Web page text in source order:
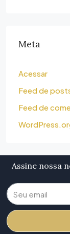
Meta
Acessar
Feed de
Feed de
Assine nossa